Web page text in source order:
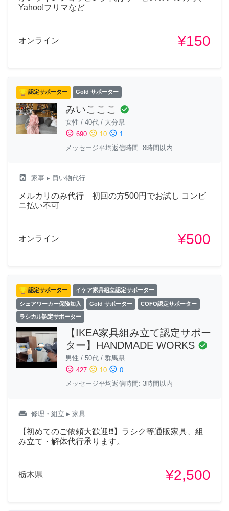
Yahoo!フリマなど
オンライン ¥150
認定サポーター Gold サポーター
みいこここ check_circle
女性 / 40代 / 大分県
sentiment_satisfied 690 sentiment_neutral 10 sentiment_dissatisfied 1
メッセージ平均返信時間: 8時間以内
local_laundry_service 家事 ▸ 買い物代行
メルカリのみ代行 初回の方500円でお試し コンビ
ニ払い不可
オンライン ¥500
認定サポーター イケア家具組立認定サポーター
シェアワーカー保険加入 Gold サポーター COFO認定サポーター
ラシカル認定サポーター
【IKEA家具組み立て認定サポー
ター】HANDMADE WORKS check_circle
男性 / 50代 / 群馬県
sentiment_satisfied 427 sentiment_neutral 10 sentiment_dissatisfied 0
メッセージ平均返信時間: 3時間以内
weekend 修理・組立 ▸ 家具
【初めてのご依頼大歓迎❗❗】ラシク等通販家具、組
み立て・解体代行承ります。
栃木県 ¥2,500